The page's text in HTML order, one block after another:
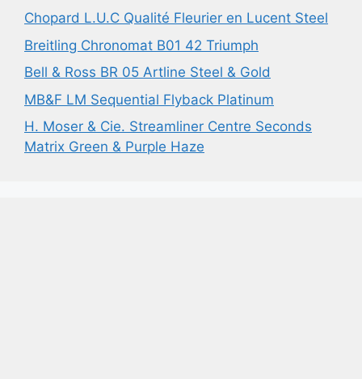
Chopard L.U.C Qualité Fleurier en Lucent Steel
Breitling Chronomat B01 42 Triumph
Bell & Ross BR 05 Artline Steel & Gold
MB&F LM Sequential Flyback Platinum
H. Moser & Cie. Streamliner Centre Seconds
Matrix Green & Purple Haze